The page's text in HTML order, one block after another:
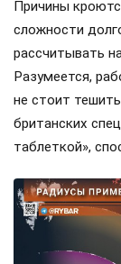
Причины
сложности
рассчитывать
Разумеется,
не стоит
британских
таблеткой»,